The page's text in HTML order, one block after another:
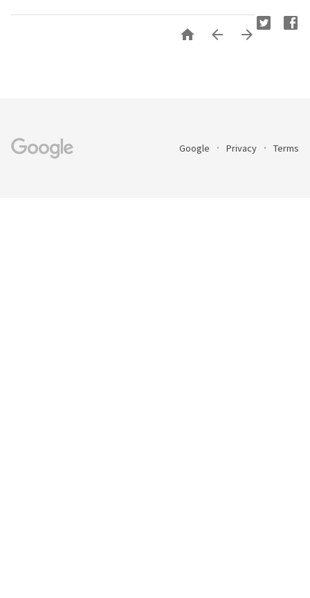
  
Google Privacy Terms